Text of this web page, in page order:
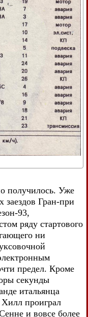
получилось. Уже
заездов Гран-при
93,
ряду стартового
ни
предел. Кроме
секунды
итальянца
проиграл
и вовсе более